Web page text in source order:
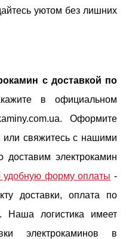
уютом без лишних
с доставкой по
в официальном
Оформите
или свяжитесь с нашими
электрокамин
удобную форму оплаты -
доставки, оплата по
Наша логистика имеет
электрокаминов в